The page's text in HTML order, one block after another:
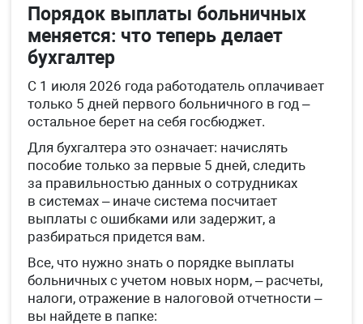
Порядок выплаты больничных
меняется: что теперь делает
бухгалтер
С 1 июля 2026 года работодатель оплачивает
только 5 дней первого больничного в год –
остальное берет на себя госбюджет.
Для бухгалтера это означает: начислять
пособие только за первые 5 дней, следить
за правильностью данных о сотрудниках
в системах – иначе система посчитает
выплаты с ошибками или задержит, а
разбираться придется вам.
Все, что нужно знать о порядке выплаты
больничных с учетом новых норм, – расчеты,
налоги, отражение в налоговой отчетности –
вы найдете в папке: